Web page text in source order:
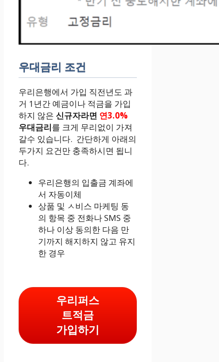
우대금리 조건
우리은행에서 가입 직전년도 과
거 1년간 예금이나 적금을 가입
하지 않은 신규자라면 연3.0%
우대금리를 크게 무리없이 가져
갈수 있습니다. 간단하게 아래의
두가지 요건만 충족하시면 됩니
다.
우리은행의 입출금 계좌에
서 자동이체
상품 및 ㅅ비스 마케팅 동
의 항목 중 전화나 SMS 중
하나 이상 동의한 다음 만
기까지 해지하지 않고 유지
한 경우
우리퍼스
트적금
가입하기